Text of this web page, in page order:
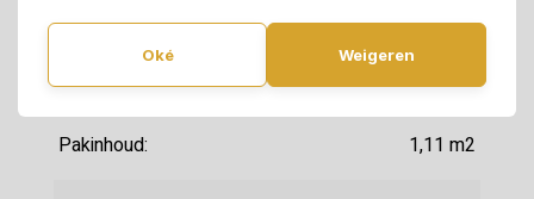
Oké Weigeren
Pakinhoud: 1,11 m2